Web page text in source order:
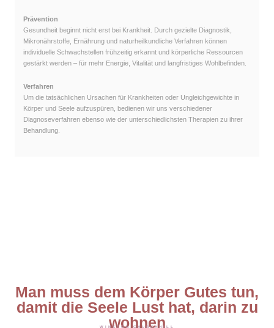
Prävention
Gesundheit beginnt nicht erst bei Krankheit. Durch gezielte Diagnostik,
Mikronährstoffe, Ernährung und naturheilkundliche Verfahren können
individuelle Schwachstellen frühzeitig erkannt und körperliche Ressourcen
gestärkt werden – für mehr Energie, Vitalität und langfristiges Wohlbefinden.
Verfahren
Um die tatsächlichen Ursachen für Krankheiten oder Ungleichgewichte in
Körper und Seele aufzuspüren, bedienen wir uns verschiedener
Diagnoseverfahren ebenso wie der unterschiedlichsten Therapien zu ihrer
Behandlung.
Man muss dem Körper Gutes tun,
damit die Seele Lust hat, darin zu
wohnen
WINSTON CHURCHHILL